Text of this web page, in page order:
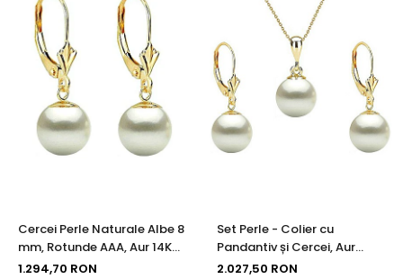
Cercei Perle Naturale Albe 8
mm, Rotunde AAA, Aur 14K
(aur 585), Model Lalea |
1.294,70 RON
Set Perle - Colier cu
Pandantiv și Cercei, Aur
Galben 14K, Perle Albe
2.027,50 RON